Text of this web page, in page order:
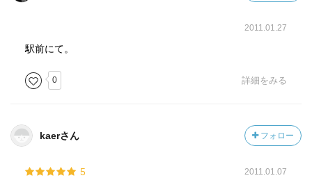
2011.01.27
駅前にて。
0 詳細をみる
kaerさん フォロー
5 2011.01.07